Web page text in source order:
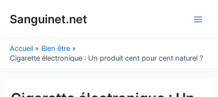
Sanguinet.net
Accueil
Bien être
Cigarette électronique : Un produit cent pour cent naturel ?